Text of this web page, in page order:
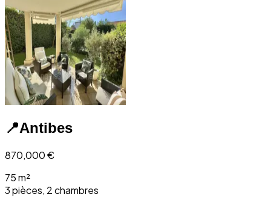
📍Antibes
870,000€
75 m²
3 pièces, 2 chambres